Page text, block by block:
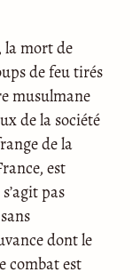
la mort de
de feu tirés
musulmane
de la société
de la
est
pas
dont le
combat est